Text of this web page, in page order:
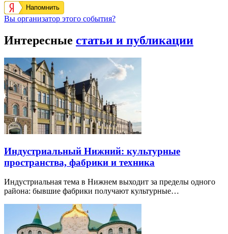
Напомнить
Вы организатор этого события?
Интересные статьи и публикации
Индустриальный Нижний: культурные
пространства, фабрики и техника
Индустриальная тема в Нижнем выходит за пределы одного
района: бывшие фабрики получают культурные…